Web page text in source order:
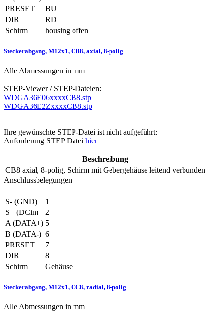
PRESET
BU
DIR
RD
Schirm
housing offen
Steckerabgang, M12x1, CB8, axial, 8-polig
Alle Abmessungen in mm
STEP-Viewer / STEP-Dateien:
WDGA36E06xxxxCB8.stp
WDGA36E2ZxxxxCB8.stp
Ihre gewünschte STEP-Datei ist nicht aufgeführt:
Anforderung STEP Datei hier
Beschreibung
CB8 axial, 8-polig, Schirm mit Gebergehäuse leitend verbunden
Anschlussbelegungen
S- (GND)
1
S+ (DCin)
2
A (DATA+) 5
B (DATA-) 6
PRESET
7
DIR
8
Schirm
Gehäuse
Steckerabgang, M12x1, CC8, radial, 8-polig
Alle Abmessungen in mm